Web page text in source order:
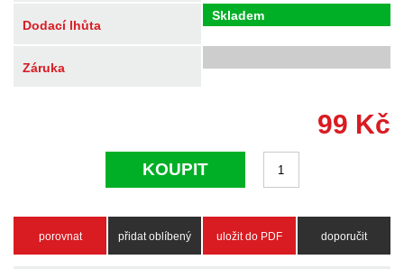
Dodací lhůta
Skladem
Záruka
99 Kč
KOUPIT
porovnat přidat oblíbený uložit do PDF doporučit